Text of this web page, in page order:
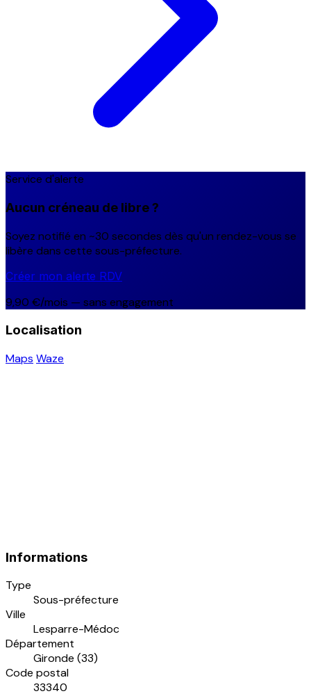
Service d'alerte
Aucun créneau de libre ?
Soyez notifié en ~30 secondes dès qu'un rendez-vous se
libère dans cette sous-préfecture.
Créer mon alerte RDV
9,90 €/mois — sans engagement
Localisation
Maps Waze
Informations
Type
Sous-préfecture
Ville
Lesparre-Médoc
Département
Gironde (33)
Code postal
33340